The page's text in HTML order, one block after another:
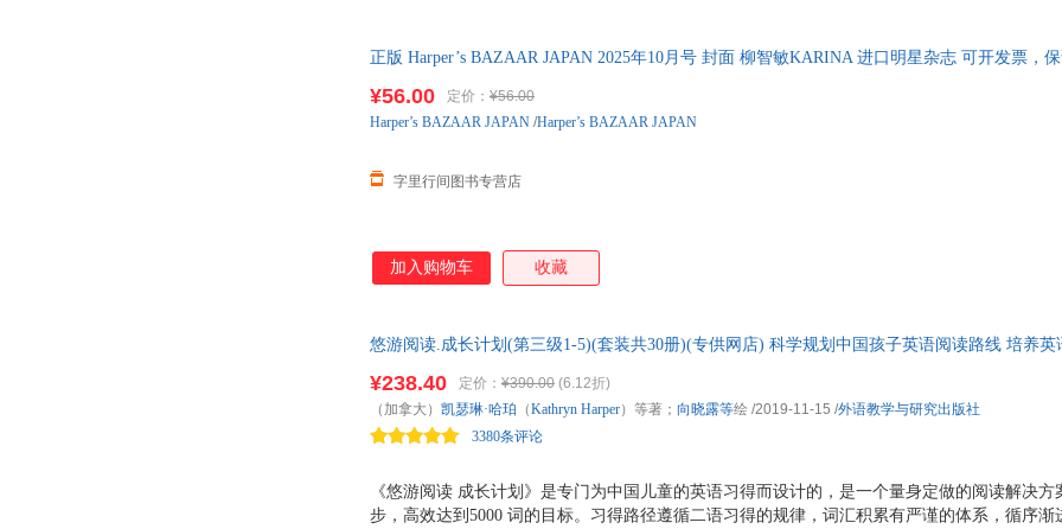
正版 Harper’s BAZAAR JAPAN 2025年10月号 封面 柳智敏KARINA 进口明星杂志 可开发票，
¥56.00 定价： ¥56.00
字里行间图书专营店
Harper’s BAZAAR JAPAN /Harper’s BAZAAR JAPAN
加入购物车 收藏
悠游阅读.成长计划(第三级1-5)(套装共30册)(专供网店) 科学规划中国孩子英语阅读路线 培养英
《悠游阅读 成长计划》是专门为中国儿童的英语习得而设计的，是一个量身定做的阅读解决方
步，高效达到5000 词的目标。习得路径遵循二语习得的规律，词汇积累有严谨的体系，循序
¥238.40 定价： ¥390.00 (6.12折)
3380条评论
（加拿大） 凯瑟琳·哈珀 （Kathryn Harper）等著； 向晓露等绘 /2019-11-15 /外语教学与研究出版社